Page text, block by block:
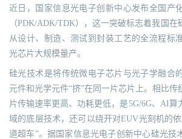
近日，国家信息光电子创新中心发布全国产
（PDK/ADK/TDK），这一突破标志着我国
从设计、制造、测试到封装工艺的全流程标
光芯片大规模量产。
硅光技术是将传统微电子芯片与光子学融合
元件和光学元件“挤”在同一片芯片上。相比传
片传输速率更高、功耗更低，是5G/6G、AI算
域的底层技术，还可以绕开对EUV光刻机的
道超车”。据国家信息光电子创新中心硅光技